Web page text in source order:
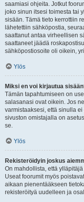
saamiasi ohjeita. Jotkut
joko sinun itsesi toimesta tai
sisään. Tämä tieto kerrottiin
lähetettiin sähköpostia,
saattanut antaa virheellisen
saattaneet jäädä
sähköpostiosoite oli oikein,
Ylös
Miksi en voi kirjautua
Tämän tapahtumiseen on
salasanasi ovat oikein. Jos
varmistaaksesi, että sinulla
sivuston omistajalla on
se.
Ylös
Rekisteröidyin joskus
On mahdollista, että
Useat foorumit myös
aikaan pienentääkseen
rekisteröityä uudelleen ja